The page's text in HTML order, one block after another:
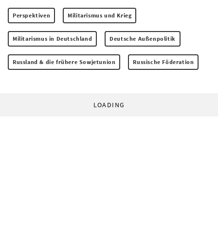
Perspektiven Militarismus und Krieg
Militarismus in Deutschland Deutsche Außenpolitik
Russland & die frühere Sowjetunion Russische Föderation
LOADING